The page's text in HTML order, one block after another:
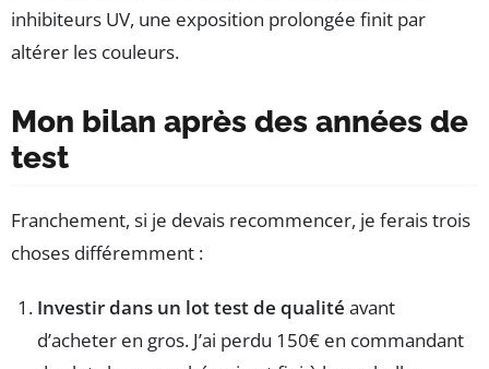
inhibiteurs UV, une exposition prolongée finit par
altérer les couleurs.
Mon bilan après des années de
test
Franchement, si je devais recommencer, je ferais trois
choses différemment :
Investir dans un lot test de qualité avant
d’acheter en gros. J’ai perdu 150€ en commandant